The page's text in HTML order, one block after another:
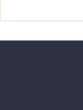
Electrolux